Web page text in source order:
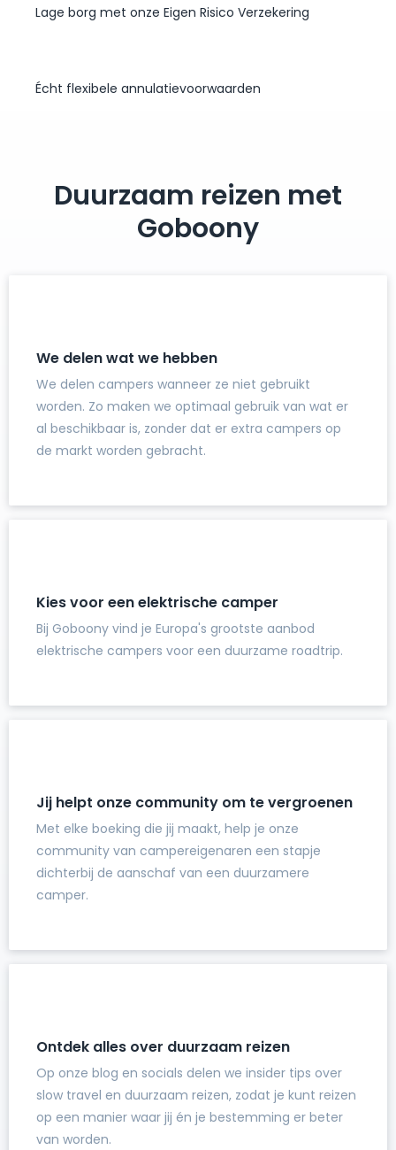
Lage borg met onze Eigen Risico Verzekering
Écht flexibele annulatievoorwaarden
Duurzaam reizen met
Goboony
We delen wat we hebben
We delen campers wanneer ze niet gebruikt
worden. Zo maken we optimaal gebruik van wat er
al beschikbaar is, zonder dat er extra campers op
de markt worden gebracht.
Kies voor een elektrische camper
Bij Goboony vind je Europa's grootste aanbod
elektrische campers voor een duurzame roadtrip.
Jij helpt onze community om te vergroenen
Met elke boeking die jij maakt, help je onze
community van campereigenaren een stapje
dichterbij de aanschaf van een duurzamere
camper.
Ontdek alles over duurzaam reizen
Op onze blog en socials delen we insider tips over
slow travel en duurzaam reizen, zodat je kunt reizen
op een manier waar jij én je bestemming er beter
van worden.